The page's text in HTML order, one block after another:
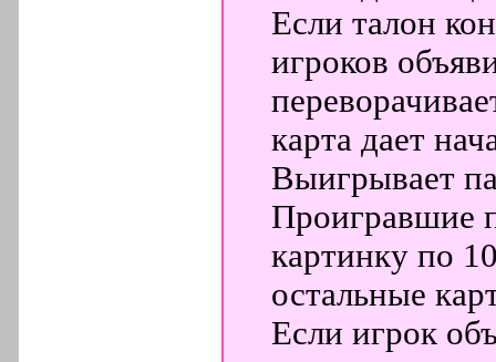
Если талон
игроков
карта дает
Выигрывает
Проигравшие
картинку по
остальные
Если игрок